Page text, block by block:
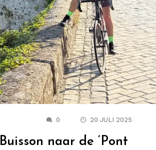
0 20 JULI 2025
naar de ‘Pont